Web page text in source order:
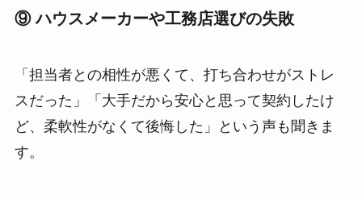
⑨ ハウスメーカーや工務店選びの失敗
「担当者との相性が悪くて、打ち合わせがストレ
スだった」「大手だから安心と思って契約したけ
ど、柔軟性がなくて後悔した」という声も聞きま
す。